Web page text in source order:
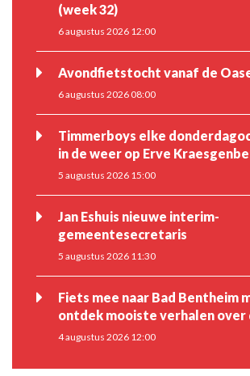
(week 32)
6 augustus 2026 12:00
Avondfietstocht vanaf de
6 augustus 2026 08:00
Timmerboys elke
in de weer op Erve
5 augustus 2026 15:00
Jan Eshuis nieuwe interim-
gemeentesecretaris
5 augustus 2026 11:30
Fiets mee naar Bad Bentheim
ontdek mooiste verhalen over
4 augustus 2026 12:00